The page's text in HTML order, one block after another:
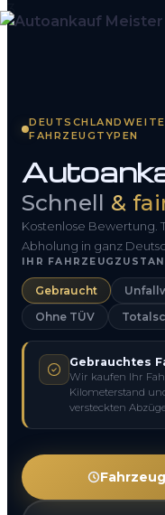
So funktioniert’s
Kontakt
FAQ
FAHRZEUGTYPEN
Schnell &
Kostenlose Bewertung.
Abholung in ganz
IHR
Gebraucht
Ohne TÜV
Gebrauchtes
Wir kaufen Ihr
Kilometerstand
versteckten